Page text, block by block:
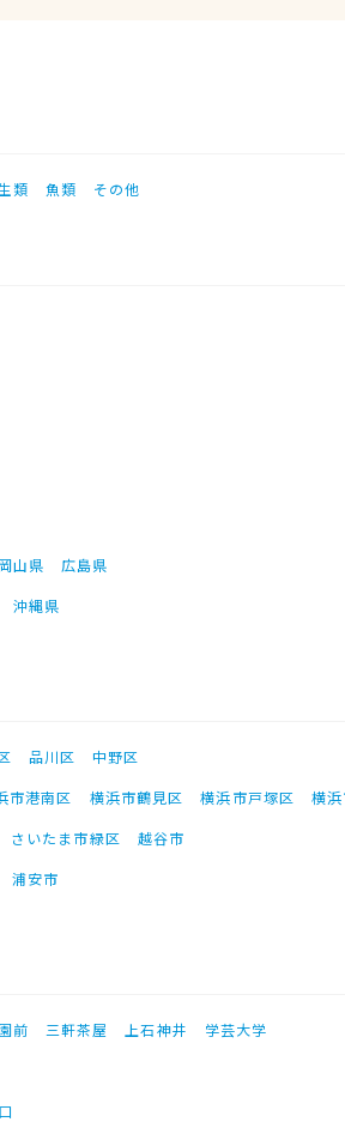
類 魚類 その他
岡山県
広島県
沖縄県
品川区
中野区
市港南区 横浜市鶴見区 横浜市戸塚区
横
さいたま市緑区
越谷市
浦安市
前 三軒茶屋 上石神井
学芸大学